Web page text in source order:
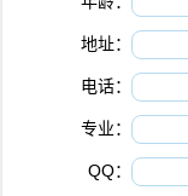
地址：
电话：
专业：
QQ：